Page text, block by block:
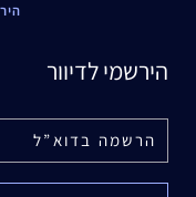
הירשמי לדיוור